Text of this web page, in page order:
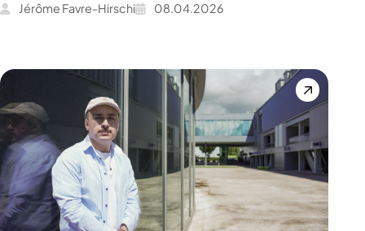
Jérôme Favre-Hirschi
08.04.2026